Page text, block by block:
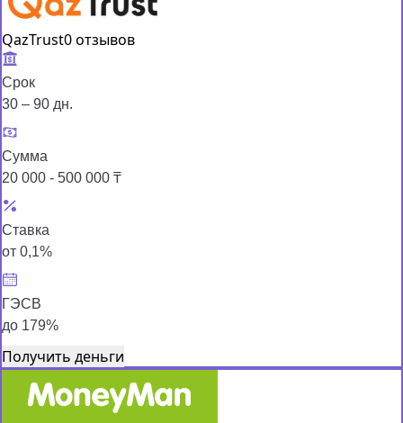
QazTrust0 отзывов
Срок
30 – 90 дн.
Сумма
20 000 - 500 000 ₸
Ставка
от 0,1%
ГЭСВ
до 179%
Получить деньги